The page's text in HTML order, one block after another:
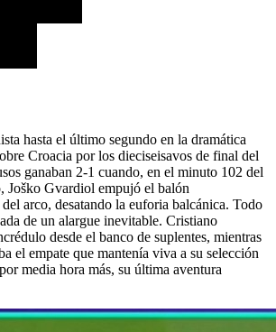
hasta el último segundo en la dramática
Croacia por los dieciseisavos de final del
ganaban 2-1 cuando, en el minuto 102 del
Joško Gvardiol empujó el balón
arco, desatando la euforia balcánica. Todo
de un alargue inevitable. Cristiano
desde el banco de suplentes, mientras
el empate que mantenía viva a su selección
media hora más, su última aventura